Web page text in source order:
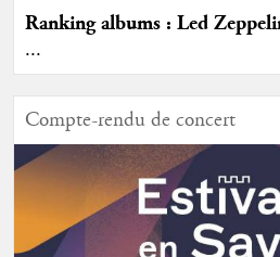
Ranking albums : Led
...
Compte-rendu de concert